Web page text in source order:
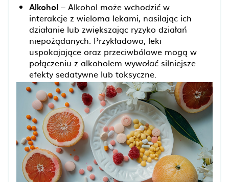
Alkohol – Alkohol może wchodzić w
interakcje z wieloma lekami, nasilając ich
działanie lub zwiększając ryzyko działań
niepożądanych. Przykładowo, leki
uspokajające oraz przeciwbólowe mogą w
połączeniu z alkoholem wywołać silniejsze
efekty sedatywne lub toksyczne.